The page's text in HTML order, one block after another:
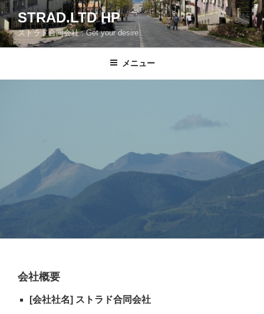
コ
ン
テ
ン
STRAD.LTD HP
ストラド合同会社 : Get your desire.
メニュー
会社概要
[会社社名] ストラド合同会社